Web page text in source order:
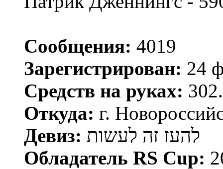
Сообщения: 4019
Зарегистрирован: 24
Средств на руках:
Откуда: г.
Девиз: להעז זה לעשות
Обладатель RS Cup: